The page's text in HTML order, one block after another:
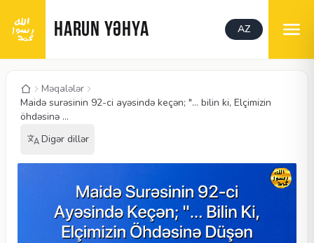
HARUN YƏHYA AZ
Məqalələr
Maidə surəsinin 92-ci ayəsində keçən; "… bilin ki, Elçimizin
öhdəsinə ...
Digər dillər